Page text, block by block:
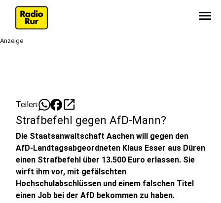
menu
Anzeige
Teilen: open_in_new
Strafbefehl gegen AfD-Mann?
Die Staatsanwaltschaft Aachen will gegen den
AfD-Landtagsabgeordneten Klaus Esser aus Düren
einen Strafbefehl über 13.500 Euro erlassen. Sie
wirft ihm vor, mit gefälschten
Hochschulabschlüssen und einem falschen Titel
einen Job bei der AfD bekommen zu haben.